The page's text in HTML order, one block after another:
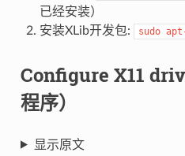
已经安装）
安装XLib开发包:
sudo
Configure X11
程序）
显示原文